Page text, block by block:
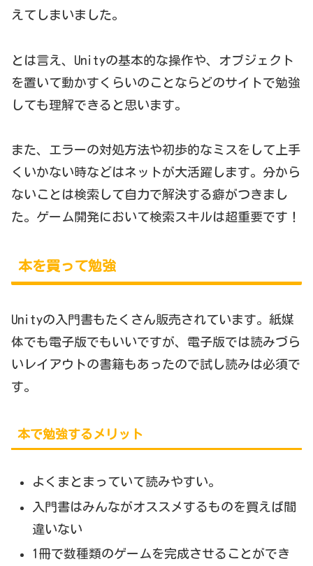
えてしまいました。
とは言え、Unityの基本的な操作や、オブジェクト
を置いて動かすくらいのことならどのサイトで勉強
しても理解できると思います。
また、エラーの対処方法や初歩的なミスをして上手
くいかない時などはネットが大活躍します。分から
ないことは検索して自力で解決する癖がつきまし
た。ゲーム開発において検索スキルは超重要です！
本を買って勉強
Unityの入門書もたくさん販売されています。紙媒
体でも電子版でもいいですが、電子版では読みづら
いレイアウトの書籍もあったので試し読みは必須で
す。
本で勉強するメリット
よくまとまっていて読みやすい。
入門書はみんながオススメするものを買えば間
違いない
1冊で数種類のゲームを完成させることができ